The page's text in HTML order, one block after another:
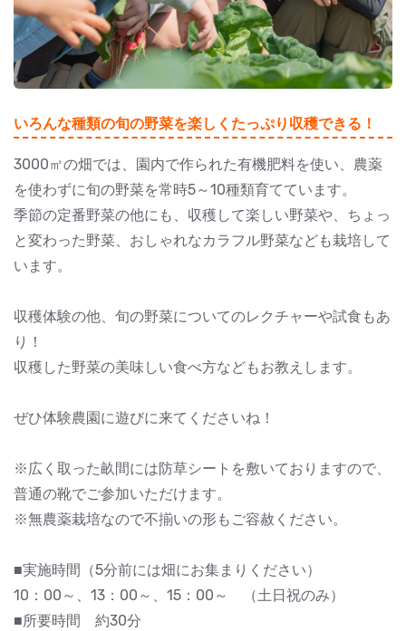
いろんな種類の旬の野菜を楽しくたっぷり収穫できる！
3000㎡の畑では、園内で作られた有機肥料を使い、農薬
を使わずに旬の野菜を常時5～10種類育てています。
季節の定番野菜の他にも、収穫して楽しい野菜や、ちょっ
と変わった野菜、おしゃれなカラフル野菜なども栽培して
います。
収穫体験の他、旬の野菜についてのレクチャーや試食もあ
り！
収穫した野菜の美味しい食べ方などもお教えします。
ぜひ体験農園に遊びに来てくださいね！
※広く取った畝間には防草シートを敷いておりますので、
普通の靴でご参加いただけます。
※無農薬栽培なので不揃いの形もご容赦ください。
■実施時間（5分前には畑にお集まりください）
10：00～、13：00～、15：00～ （土日祝のみ）
■所要時間 約30分